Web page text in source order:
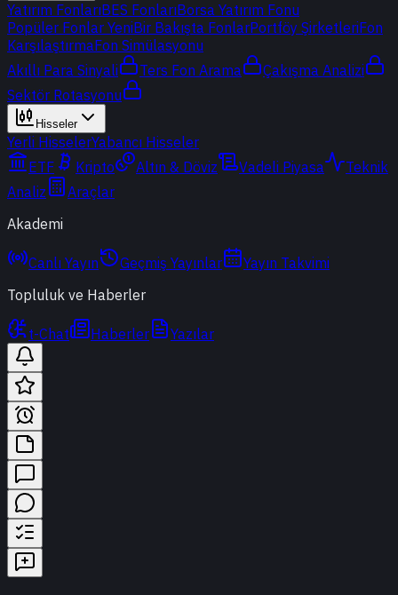
Yatırım FonlarıBES FonlarıBorsa Yatırım Fonu
Popüler Fonlar YeniBir Bakışta FonlarPortföy ŞirketleriFon
KarşılaştırmaFon Simülasyonu
Akıllı Para Sinyali
Ters Fon Arama
Çakışma Analizi
Sektör Rotasyonu
Hisseler
Yerli HisselerYabancı Hisseler
ETF
Kripto Altın & Döviz Vadeli Piyasa
Teknik
Analiz
Araçlar
Akademi
Canlı Yayın Geçmiş Yayınlar
Yayın Takvimi
Topluluk ve Haberler
t-Chat Haberler Yazılar